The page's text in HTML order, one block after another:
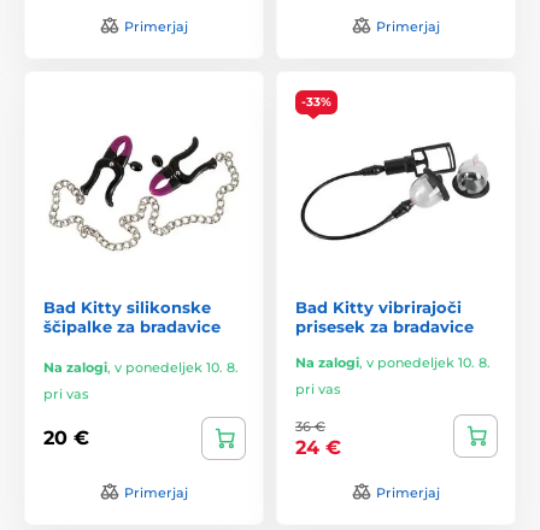
Primerjaj Primerjaj
Bad Kitty silikonske
ščipalke za bradavice
Na zalogi, v ponedeljek 10. 8.
pri vas
20 €
Primerjaj
-33%
Bad Kitty vibrirajoči
prisesek za bradavice
Na zalogi, v ponedeljek 10. 8.
pri vas
36 €
24 €
Primerjaj